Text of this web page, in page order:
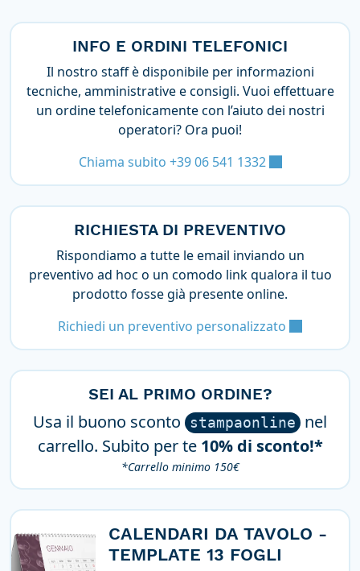
INFO E ORDINI TELEFONICI
Il nostro staff è disponibile per informazioni
tecniche, amministrative e consigli. Vuoi effettuare
un ordine telefonicamente con l’aiuto dei nostri
operatori? Ora puoi!
Chiama subito +39 06 541 1332
RICHIESTA DI PREVENTIVO
Rispondiamo a tutte le email inviando un
preventivo ad hoc o un comodo link qualora il tuo
prodotto fosse già presente online.
Richiedi un preventivo personalizzato
SEI AL PRIMO ORDINE?
Usa il buono sconto stampaonline
nel
carrello. Subito per te 10% di sconto!*
*Carrello minimo 150€
CALENDARI DA TAVOLO -
TEMPLATE 13 FOGLI